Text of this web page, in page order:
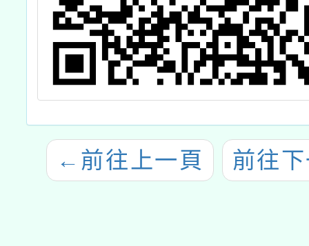
← 前往上一頁 前往